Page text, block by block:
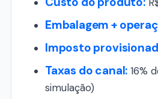
Embalagem +
Imposto
Taxas do canal: 16%
simulação)